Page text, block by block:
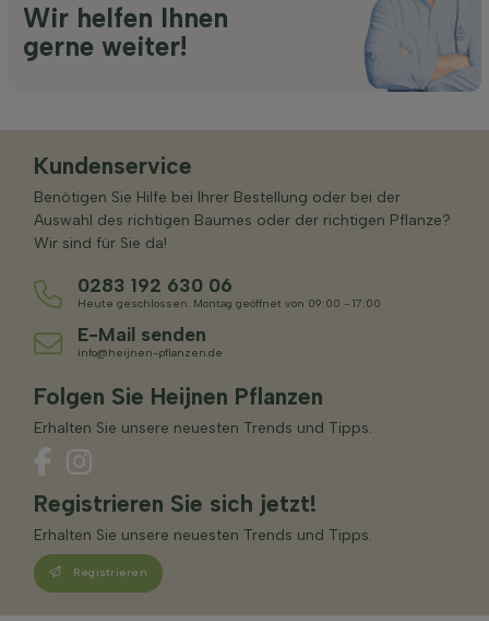
Wir helfen Ihnen
gerne weiter!
Kundenservice
Benötigen Sie Hilfe bei Ihrer Bestellung oder bei der
Auswahl des richtigen Baumes oder der richtigen Pflanze?
Wir sind für Sie da!
0283 192 630 06
Heute geschlossen. Montag geöffnet von 09:00 - 17:00
E-Mail senden
info@heijnen-pflanzen.de
Folgen Sie Heijnen Pflanzen
Erhalten Sie unsere neuesten Trends und Tipps.
Registrieren Sie sich jetzt!
Erhalten Sie unsere neuesten Trends und Tipps.
Registrieren